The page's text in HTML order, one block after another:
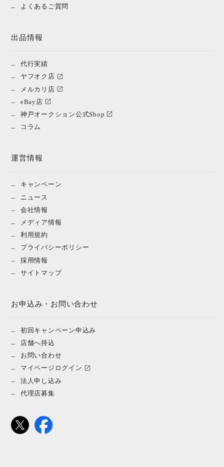
よくあるご質問
出品情報
代行実績
ヤフオク店
メルカリ店
eBay店
神戸オークション公式Shop
コラム
運営情報
キャンペーン
ニュース
会社情報
メディア情報
利用規約
プライバシーポリシー
採用情報
サイトマップ
お申込み・お問い合わせ
初回キャンペーン申込み
店舗へ持込
お問い合わせ
マイページログイン
法人申し込み
代理店募集